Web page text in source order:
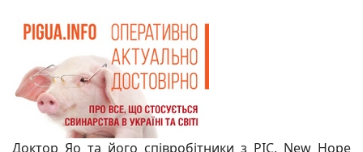
Доктор Яо та його співробітники з PIC, New Hope